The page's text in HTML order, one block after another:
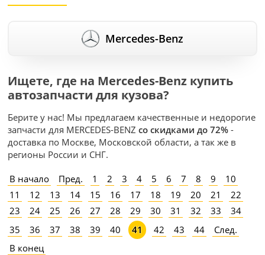
Mercedes-Benz
Ищете, где на Mercedes-Benz купить
автозапчасти для кузова?
Берите у нас! Мы предлагаем качественные и недорогие
запчасти для MERCEDES-BENZсо скидками до 72% -
доставка по Москве, Московской области, а так же в
регионы России и СНГ.
В начало Пред. 1 2 3 4 5 6 7 8 9
10
11
12 13 14 15 16 17 18 19 20 21
22
23
24 25 26 27 28 29 30 31 32 33
34
35
36 37 38 39 40 41 42 43 44
След.
В конец